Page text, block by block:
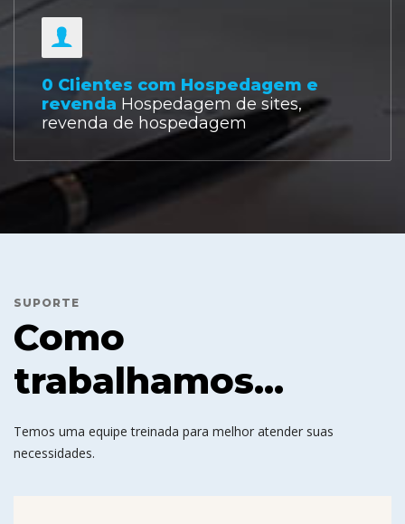
0 Clientes com Hospedagem e
revenda Hospedagem de sites,
revenda de hospedagem
SUPORTE
Como
trabalhamos...
Temos uma equipe treinada para melhor atender suas
necessidades.